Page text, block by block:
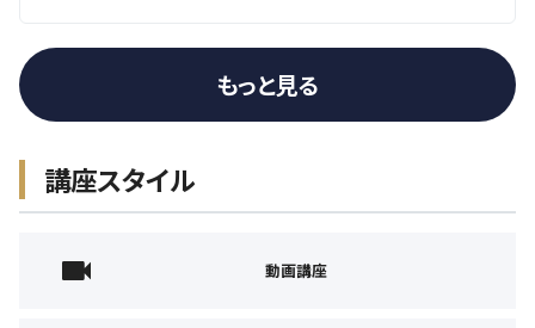
もっと見る
講座スタイル
動画講座